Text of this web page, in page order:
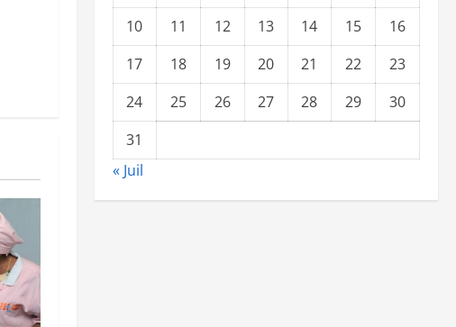
10
11 12 13 14 15
16
17
18 19 20 21 22
23
24
25 26 27 28 29
30
31
« Juil